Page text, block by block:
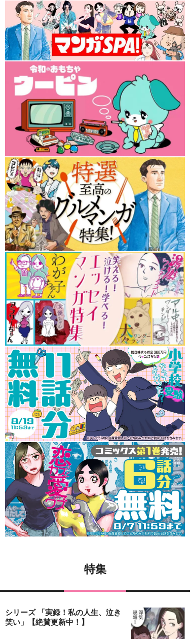
特集
シリーズ 「実録！私の人生、泣き
笑い」【絶賛更新中！】